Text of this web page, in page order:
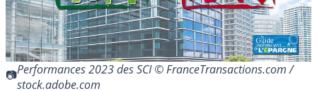
Performances 2023 des SCI © FranceTransactions.com /
stock.adobe.com